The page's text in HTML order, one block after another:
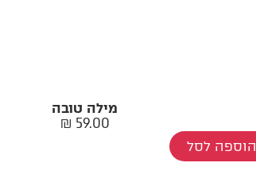
מילה טובה
59.00
₪
הוספה לסל